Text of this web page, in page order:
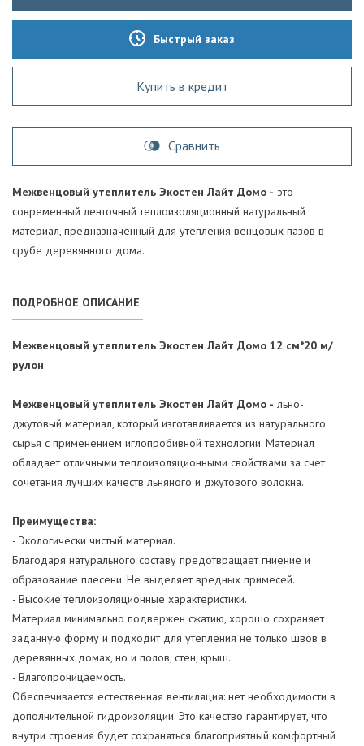
Быстрый заказ
Купить в кредит
Сравнить
Межвенцовый утеплитель Экостен Лайт Домо - это
современный ленточный теплоизоляционный натуральный
материал, предназначенный для утепления венцовых пазов в
срубе деревянного дома.
ПОДРОБНОЕ ОПИСАНИЕ
Межвенцовый утеплитель Экостен Лайт Домо 12 см*20 м/
рулон
Межвенцовый утеплитель Экостен Лайт Домо - льно-
джутовый материал, который изготавливается из натурального
сырья с применением иглопробивной технологии. Материал
обладает отличными теплоизоляционными свойствами за счет
сочетания лучших качеств льняного и джутового волокна.
Преимущества:
- Экологически чистый материал.
Благодаря натурального составу предотвращает гниение и
образование плесени. Не выделяет вредных примесей.
- Высокие теплоизоляционные характеристики.
Материал минимально подвержен сжатию, хорошо сохраняет
заданную форму и подходит для утепления не только швов в
деревянных домах, но и полов, стен, крыш.
- Влагопроницаемость.
Обеспечивается естественная вентиляция: нет необходимости в
дополнительной гидроизоляции. Это качество гарантирует, что
внутри строения будет сохраняться благоприятный комфортный